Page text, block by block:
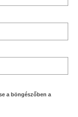
a böngészőben a